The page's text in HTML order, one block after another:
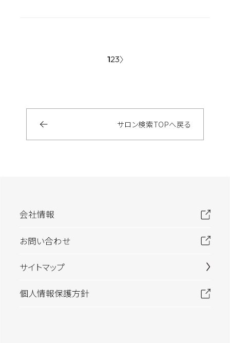
123
サロン検索TOPへ戻る
会社情報
お問い合わせ
サイトマップ
個人情報保護方針